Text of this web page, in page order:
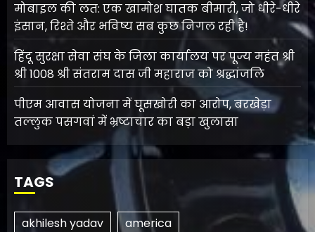
मोबाइल की लत: एक खामोश घातक बीमारी, जो धीरे-धीरे
इंसान, रिश्ते और भविष्य सब कुछ निगल रही है!
हिंदू सुरक्षा सेवा संघ के जिला कार्यालय पर पूज्य महंत श्री
श्री 1008 श्री संतराम दास जी महाराज को श्रद्धांजलि
पीएम आवास योजना में घूसखोरी का आरोप, बरखेड़ा
तल्लुक पसगवां में भ्रष्टाचार का बड़ा खुलासा
TAGS
akhilesh yadav
america